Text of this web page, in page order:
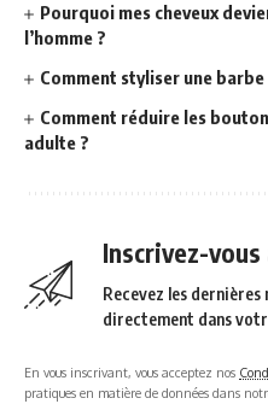
Pourquoi mes cheveux
l’homme ?
Comment styliser une
Comment réduire les
adulte ?
Inscrivez-
Recevez les
directement dans
En vous inscrivant, vous acceptez nos
pratiques en matière de données dans